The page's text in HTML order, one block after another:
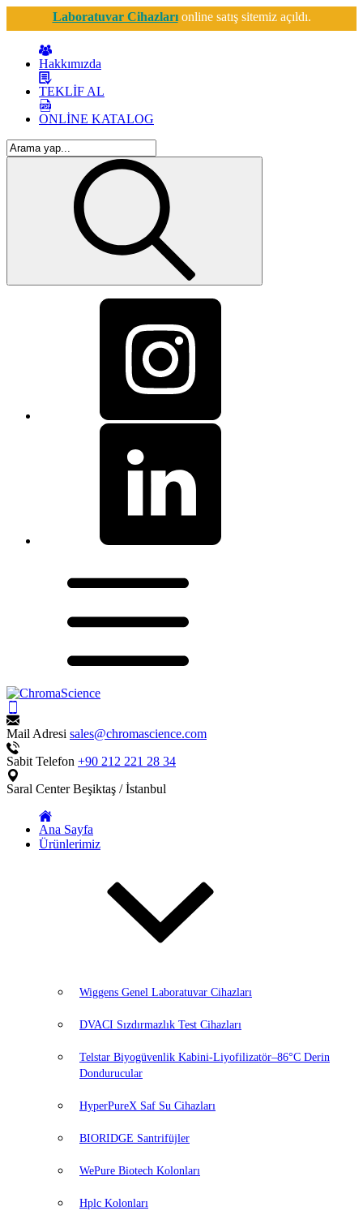
Laboratuvar Cihazlarıonline satış sitemiz açıldı.
Hakkımızda
TEKLİF AL
ONLİNE KATALOG
Mail Adresi sales@chromascience.com
Sabit Telefon +90 212 221 28 34
Saral CenterBeşiktaş / İstanbul
Ana Sayfa
Ürünlerimiz
Wiggens Genel Laboratuvar Cihazları
DVACI Sızdırmazlık Test Cihazları
Telstar Biyogüvenlik Kabini-Liyofilizatör–86°C Derin
Dondurucular
HyperPureX Saf Su Cihazları
BIORIDGE Santrifüjler
WePure Biotech Kolonları
Hplc Kolonları